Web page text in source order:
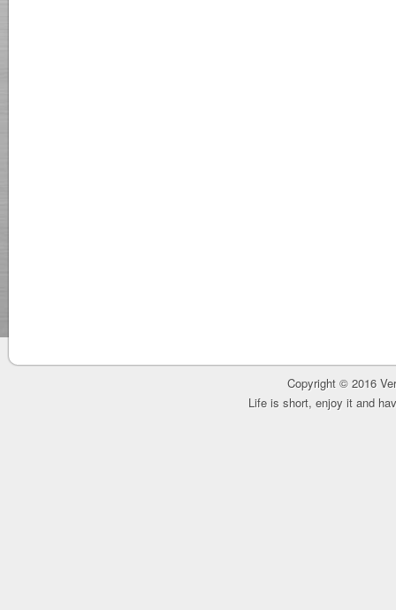
Copyright © 2016
Life is short, enjoy it and